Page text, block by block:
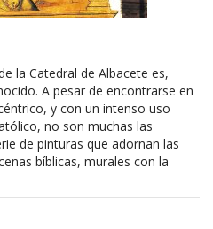
la Catedral de Albacete es,
A pesar de encontrarse en
y con un intenso uso
no son muchas las
de pinturas que adornan las
bíblicas, murales con la